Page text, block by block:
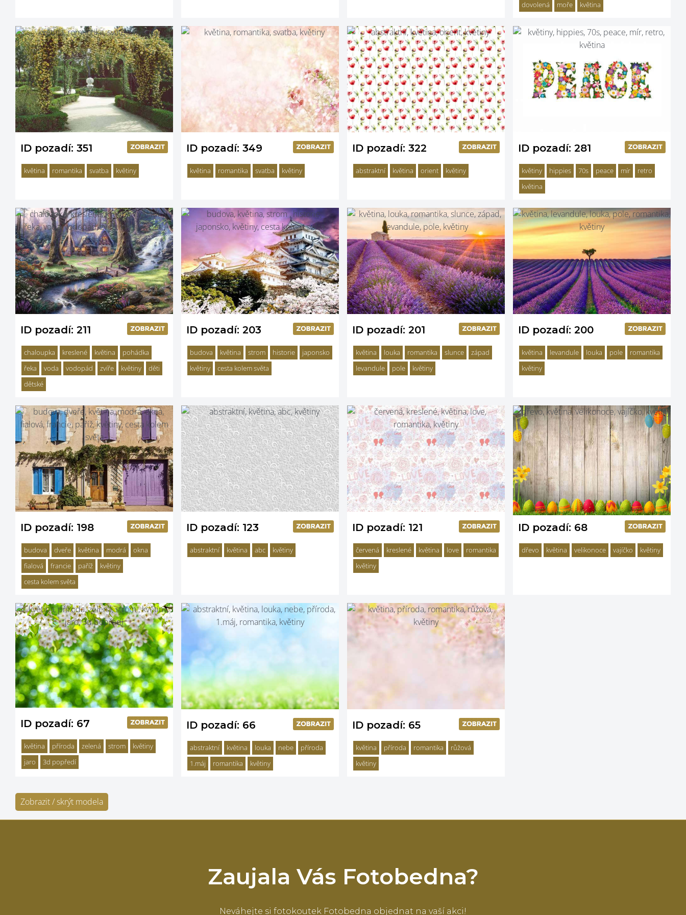
dovolená moře květina
ID pozadí: 351
květina romantika svatba květiny
ID pozadí: 349
květina romantika svatba květiny
ID pozadí: 322
abstraktní květina orient květiny
ID pozadí: 281
květiny hippies 70s peace mír
retro
květina
ID pozadí: 211
chaloupka kreslené květina
pohádka
řeka
voda vodopád zvíře květiny
děti
dětské
ID pozadí: 203
budova květina strom historie
japonsko
květiny
cesta kolem světa
ID pozadí: 201
květina louka romantika slunce
západ
levandule
pole květiny
ID pozadí: 200
květina levandule louka pole
romantika
květiny
ID pozadí: 198
budova dveře květina modrá
okna
fialová
francie paříž
květiny
cesta kolem světa
ID pozadí: 123
abstraktní květina abc květiny
ID pozadí: 121
červená kreslené květina love
romantika
květiny
ID pozadí: 68
dřevo květina velikonoce vajíčko květiny
ID pozadí: 67
květina příroda zelená strom
květiny
jaro
3d popředí
ID pozadí: 66
abstraktní květina louka nebe
příroda
1.máj
romantika květiny
ID pozadí: 65
květina příroda romantika
růžová
květiny
Zobrazit / skrýt modela
Zaujala Vás Fotobedna?
Neváhejte si fotokoutek Fotobedna objednat na vaší akci!